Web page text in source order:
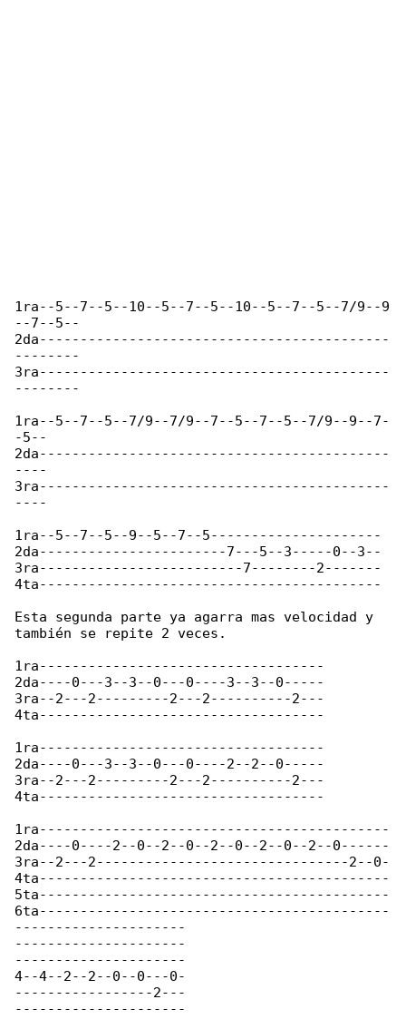
1ra--5--7--5--10--5--7--5--10--5--7--5--7/9--9
--7--5--
2da-------------------------------------------
--------
3ra-------------------------------------------
--------
1ra--5--7--5--7/9--7/9--7--5--7--5--7/9--9--7-
-5--
2da-------------------------------------------
----
3ra-------------------------------------------
----
1ra--5--7--5--9--5--7--5---------------------
2da-----------------------7---5--3-----0--3--
3ra-------------------------7--------2-------
4ta------------------------------------------
Esta segunda parte ya agarra mas velocidad y
también se repite 2 veces.
1ra-----------------------------------
2da----0---3--3--0---0----3--3--0-----
3ra--2---2---------2---2----------2---
4ta-----------------------------------
1ra-----------------------------------
2da----0---3--3--0---0----2--2--0-----
3ra--2---2---------2---2----------2---
4ta-----------------------------------
1ra-------------------------------------------
2da----0----2--0--2--0--2--0--2--0--2--0------
3ra--2---2-------------------------------2--0-
4ta-------------------------------------------
5ta-------------------------------------------
6ta-------------------------------------------
---------------------
---------------------
---------------------
4--4--2--2--0--0---0-
-----------------2---
---------------------